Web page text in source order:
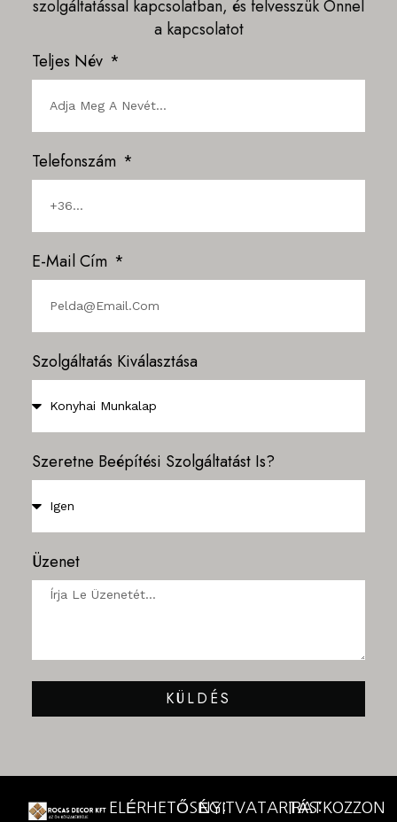
szolgáltatással kapcsolatban, és felvesszük Önnel
a kapcsolatot
Teljes Név
Telefonszám
E-Mail Cím
Szolgáltatás Kiválasztása
Szeretne Beépítési Szolgáltatást Is?
Üzenet
KÜLDÉS
ELÉRHETŐSÉG:NYITVATARTÁS:IRATKOZZON